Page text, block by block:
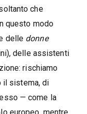
che
questo modo
delle donne
delle assistenti
rischiamo
il sistema, di
— come la